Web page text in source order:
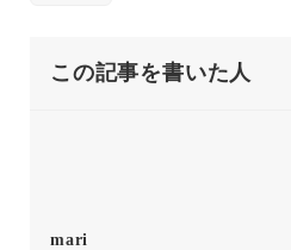
この記事を書いた人
mari